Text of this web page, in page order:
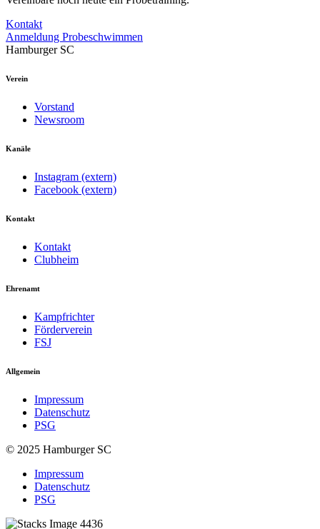
Kontakt
Anmeldung Probeschwimmen
Hamburger SC
Verein
Vorstand
Newsroom
Kanäle
Instagram (extern)
Facebook (extern)
Kontakt
Kontakt
Clubheim
Ehrenamt
Kampfrichter
Förderverein
FSJ
Allgemein
Impressum
Datenschutz
PSG
© 2025 Hamburger SC
Impressum
Datenschutz
PSG